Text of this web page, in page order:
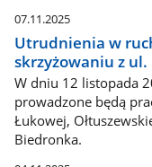
07.11.2025
Utrudnienia w
skrzyżowaniu z
W dniu 12 listopada
prowadzone będą
Łukowej,
Biedronka.